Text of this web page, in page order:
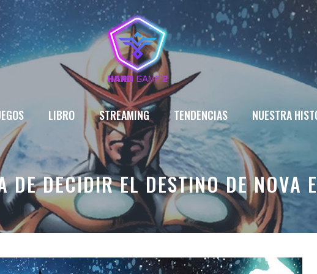
LIBRO STREAMING TENDENCIAS NUESTRA
DE DECIDIR EL DESTINO DE NOVA